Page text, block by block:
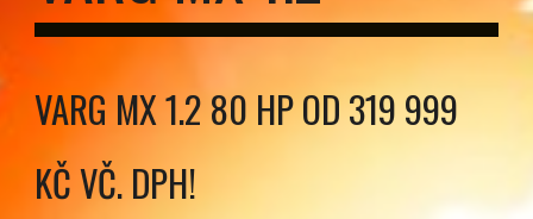
VARG MX 1.2 80 HP OD319 999
KČVČ. DPH!